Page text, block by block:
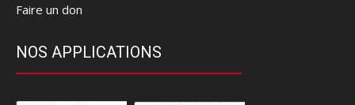
Faire un don
NOS APPLICATIONS